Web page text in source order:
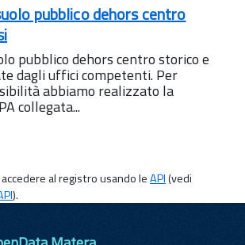
pubblico dehors centro
pubblico dehors centro storico e
dagli uffici competenti. Per
abbiamo realizzato la
collegata...
al registro usando leAPI(vedi
).